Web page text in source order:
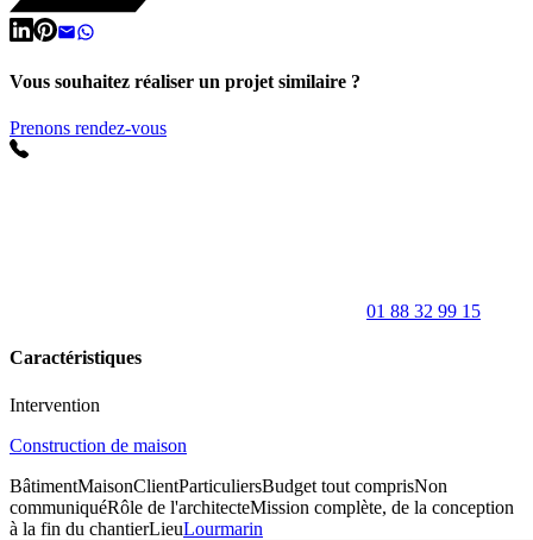
Vous souhaitez réaliser un projet similaire ?
Prenons rendez-vous
01 88 32 99 15
Caractéristiques
Intervention
Construction de maison
BâtimentMaisonClientParticuliersBudget tout comprisNon
communiquéRôle de l'architecteMission complète, de la conception
à la fin du chantierLieuLourmarin